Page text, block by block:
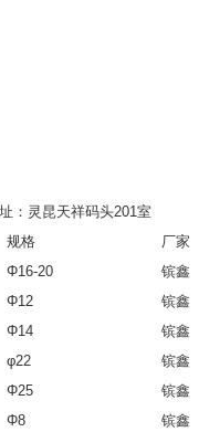
：灵昆天祥码头201室
规格
厂家
Φ16-20
镔鑫
Φ12
镔鑫
Φ14
镔鑫
φ22
镔鑫
Φ25
镔鑫
Φ8
镔鑫